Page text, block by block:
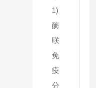
1)
酶
联
免
疫
分